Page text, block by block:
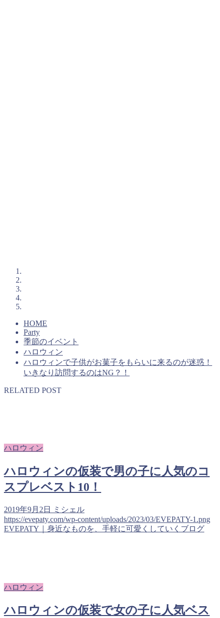
HOME
Party
季節のイベント
ハロウィン
ハロウィンで子供がお菓子をもらいに来るのが迷惑！
いきなり訪問するのはNG？！
RELATED POST
ハロウィン
ハロウィンの仮装で男の子に人気のコ
スプレベスト10！
2019年9月2日
ミシェル
https://evepaty.com/wp-content/uploads/2023/03/EVEPATY-1.png
EVEPATY｜身近なものを、手軽に可愛くしていくブログ
ハロウィン
ハロウィンの仮装で女の子に人気ベス